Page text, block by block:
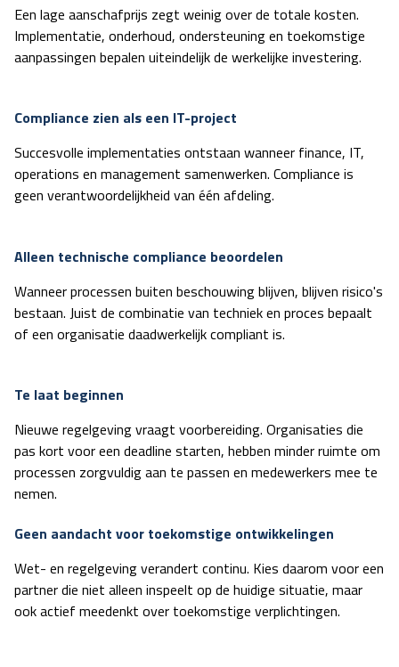
Een lage aanschafprijs zegt weinig over de totale kosten.
Implementatie, onderhoud, ondersteuning en toekomstige
aanpassingen bepalen uiteindelijk de werkelijke investering.
Compliance zien als een IT-project
Succesvolle implementaties ontstaan wanneer finance, IT,
operations en management samenwerken. Compliance is
geen verantwoordelijkheid van één afdeling.
Alleen technische compliance beoordelen
Wanneer processen buiten beschouwing blijven, blijven risico's
bestaan. Juist de combinatie van techniek en proces bepaalt
of een organisatie daadwerkelijk compliant is.
Te laat beginnen
Nieuwe regelgeving vraagt voorbereiding. Organisaties die
pas kort voor een deadline starten, hebben minder ruimte om
processen zorgvuldig aan te passen en medewerkers mee te
nemen.
Geen aandacht voor toekomstige ontwikkelingen
Wet- en regelgeving verandert continu. Kies daarom voor een
partner die niet alleen inspeelt op de huidige situatie, maar
ook actief meedenkt over toekomstige verplichtingen.